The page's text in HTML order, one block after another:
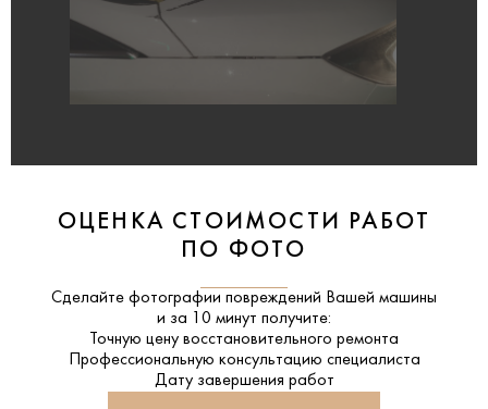
ОЦЕНКА СТОИМОСТИ РАБОТ
ПО ФОТО
Сделайте фотографии повреждений Вашей машины
и за
10 минут получите:
Точную цену восстановительного ремонта
Профессиональную консультацию специалиста
Дату завершения работ